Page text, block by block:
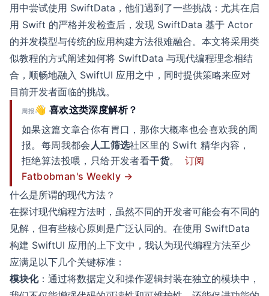
用中尝试使用 SwiftData，他们遇到了一些挑战：尤其在启
用 Swift 的严格并发检查后，发现 SwiftData 基于 Actor
的并发模型与传统的应用构建方法很难融合。本文将采用类
似教程的方式阐述如何将 SwiftData 与现代编程理念相结
合，顺畅地融入 SwiftUI 应用之中，同时提供策略来应对
目前开发者面临的挑战。
周报👋 喜欢这类深度解析？
如果这篇文章合你有胃口，那你大概率也会喜欢我的周
报。每周我都会 人工筛选社区里的 Swift 精华内容，
拒绝算法投喂，只给开发者看干货。
订阅
Fatbobman's Weekly →
什么是所谓的现代方法？
在探讨现代编程方法时，虽然不同的开发者可能会有不同的
见解，但有些核心原则是广泛认同的。在使用 SwiftData
构建 SwiftUI 应用的上下文中，我认为现代编程方法至少
应满足以下几个关键标准：
模块化：通过将数据定义和操作逻辑封装在独立的模块中，